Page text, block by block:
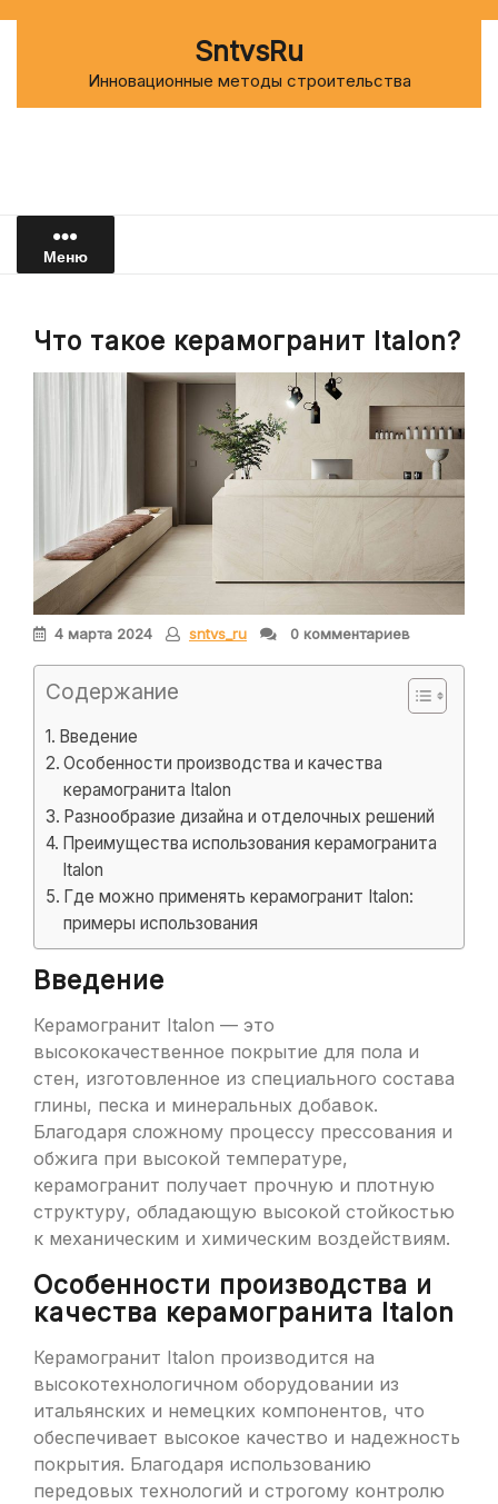
SntvsRu
Инновационные методы строительства
Меню
Что такое керамогранит Italon?
4 марта 2024 sntvs_ru 0 комментариев
Содержание
Введение
Особенности производства и качества
керамогранита Italon
Разнообразие дизайна и отделочных решений
Преимущества использования керамогранита
Italon
Где можно применять керамогранит Italon:
примеры использования
Введение
Керамогранит Italon — это
высококачественное покрытие для пола и
стен, изготовленное из специального состава
глины, песка и минеральных добавок.
Благодаря сложному процессу прессования и
обжига при высокой температуре,
керамогранит получает прочную и плотную
структуру, обладающую высокой стойкостью
к механическим и химическим воздействиям.
Особенности производства и
качества керамогранита Italon
Керамогранит Italon производится на
высокотехнологичном оборудовании из
итальянских и немецких компонентов, что
обеспечивает высокое качество и надежность
покрытия. Благодаря использованию
передовых технологий и строгому контролю